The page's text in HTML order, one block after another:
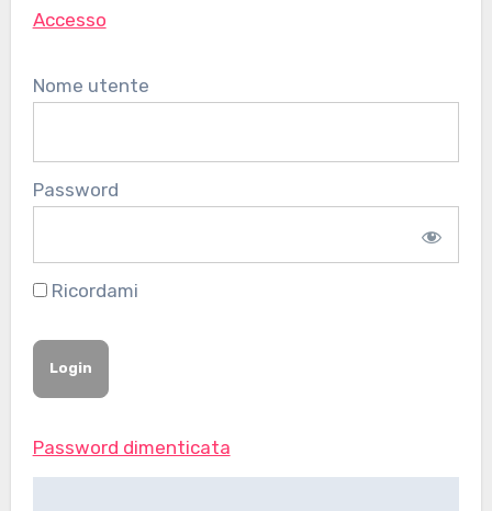
Accesso
Nome utente
Password
Ricordami
Password dimenticata